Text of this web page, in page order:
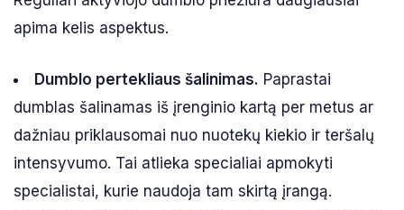
apima kelis aspektus.
Dumblo pertekliaus šalinimas. Paprastai
dumblas šalinamas iš įrenginio kartą per metus ar
dažniau priklausomai nuo nuotekų kiekio ir teršalų
intensyvumo. Tai atlieka specialiai apmokyti
specialistai, kurie naudoja tam skirtą įrangą.